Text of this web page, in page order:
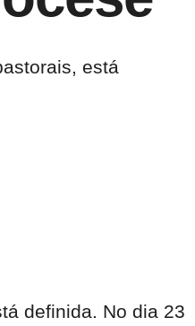
está
definida. No dia 23